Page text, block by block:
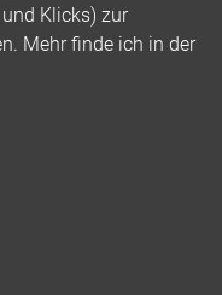
Klicks) zur
Mehr finde ich in der